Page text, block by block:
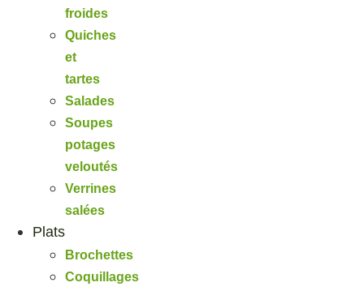
froides
Quiches
et
tartes
Salades
Soupes
potages
veloutés
Verrines
salées
Plats
Brochettes
Coquillages